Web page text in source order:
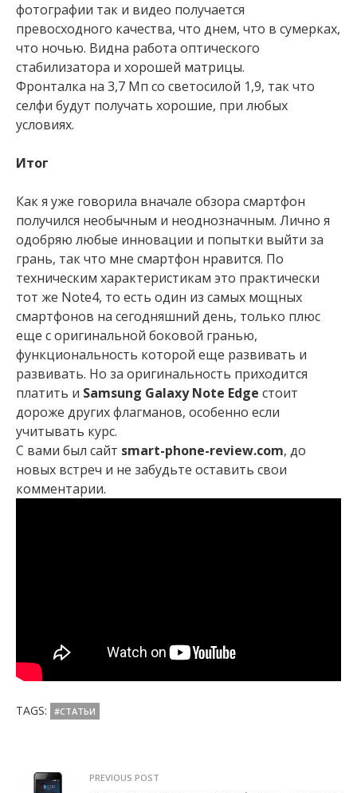
фотографии так и видео получается
превосходного качества, что днем, что в сумерках,
что ночью. Видна работа оптического
стабилизатора и хорошей матрицы.
Фронталка на 3,7 Мп со светосилой 1,9, так что
селфи будут получать хорошие, при любых
условиях.
Итог
Как я уже говорила вначале обзора смартфон
получился необычным и неоднозначным. Лично я
одобряю любые инновации и попытки выйти за
грань, так что мне смартфон нравится. По
техническим характеристикам это практически
тот же Note4, то есть один из самых мощных
смартфонов на сегодняшний день, только плюс
еще с оригинальной боковой гранью,
функциональность которой еще развивать и
развивать. Но за оригинальность приходится
платить и Samsung Galaxy Note Edge стоит
дороже других флагманов, особенно если
учитывать курс.
С вами был сайт smart-phone-review.com, до
новых встреч и не забудьте оставить свои
комментарии.
TAGS: #СТАТЬИ
PREVIOUS POST